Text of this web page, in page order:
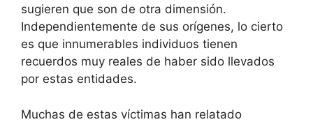
sugieren que son de otra dimensión.
Independientemente de sus orígenes, lo cierto
es que innumerables individuos tienen
recuerdos muy reales de haber sido llevados
por estas entidades.
Muchas de estas víctimas han relatado